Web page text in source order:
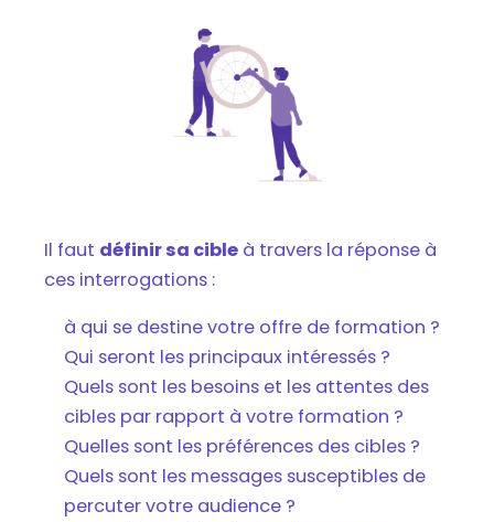
Il faut définir sa cible à travers la réponse à
ces interrogations :
à qui se destine votre offre de formation ?
Qui seront les principaux intéressés ?
Quels sont les besoins et les attentes des
cibles par rapport à votre formation ?
Quelles sont les préférences des cibles ?
Quels sont les messages susceptibles de
percuter votre audience ?